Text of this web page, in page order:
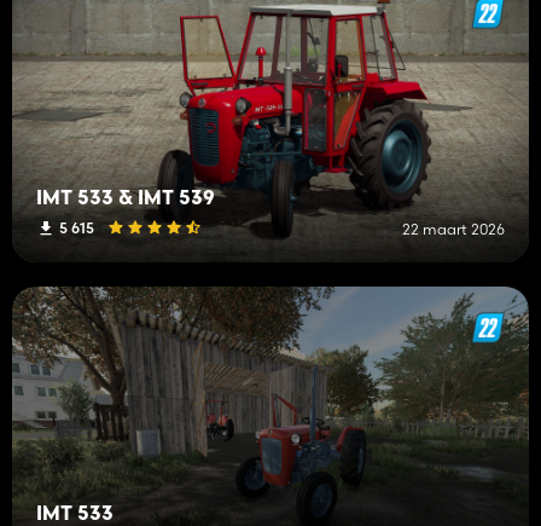
IMT 533 & IMT 539
5 615 22 maart 2026
IMT 533